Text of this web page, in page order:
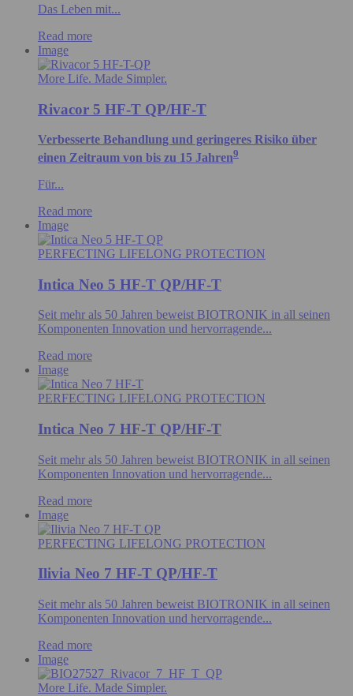
Das Leben mit...
Read more
Image
More Life. Made Simpler.
Rivacor 5 HF-T QP/HF-T
Verbesserte Behandlung und geringeres Risiko über
einen Zeitraum von bis zu 15 Jahren9
Für...
Read more
Image
PERFECTING LIFELONG PROTECTION
Intica Neo 5 HF-T QP/HF-T
Seit mehr als 50 Jahren beweist BIOTRONIK in all seinen
Komponenten Innovation und hervorragende...
Read more
Image
PERFECTING LIFELONG PROTECTION
Intica Neo 7 HF-T QP/HF-T
Seit mehr als 50 Jahren beweist BIOTRONIK in all seinen
Komponenten Innovation und hervorragende...
Read more
Image
PERFECTING LIFELONG PROTECTION
Ilivia Neo 7 HF-T QP/HF-T
Seit mehr als 50 Jahren beweist BIOTRONIK in all seinen
Komponenten Innovation und hervorragende...
Read more
Image
More Life. Made Simpler.